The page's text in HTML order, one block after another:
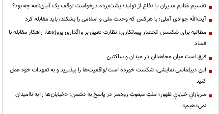
تقسیم غنایم مدیران یا دفاع از تولید؛ پشت‌پرده درخواست توقف یک آیین‌نامه چه بود؟
آیت‌الله جوادی آملی: با هرکس که وحدت ملی و اسلامی را بشکند، باید مقابله کرد
مطالبه برای شکستن انحصار پیمانکاری؛ نظارت دقیق بر واگذاری پروژه‌ها، راهکار مقابله با
فساد
فرق است میان مجاهدان در میدان و ساکتین
این دیپلماسی نمایشی، شکست خورده است/واقعیت‌ها را بپذیرید و به تعهدات خود عمل
کنید
سربازانِ خیابانِ ظهور؛ ملتِ مبعوثِ رودسر در پاسخ به دشمن: «خیابان‌ها را به ناامیدان
نمی‌دهیم»